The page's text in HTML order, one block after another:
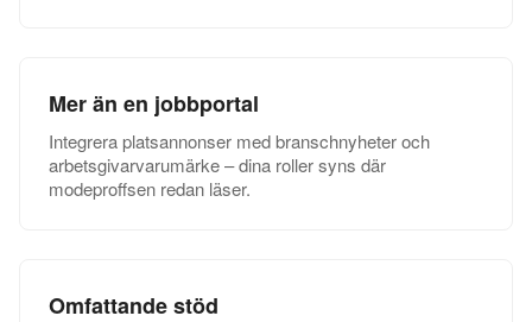
Mer än en jobbportal
Integrera platsannonser med branschnyheter och
arbetsgivarvarumärke – dina roller syns där
modeproffsen redan läser.
Omfattande stöd